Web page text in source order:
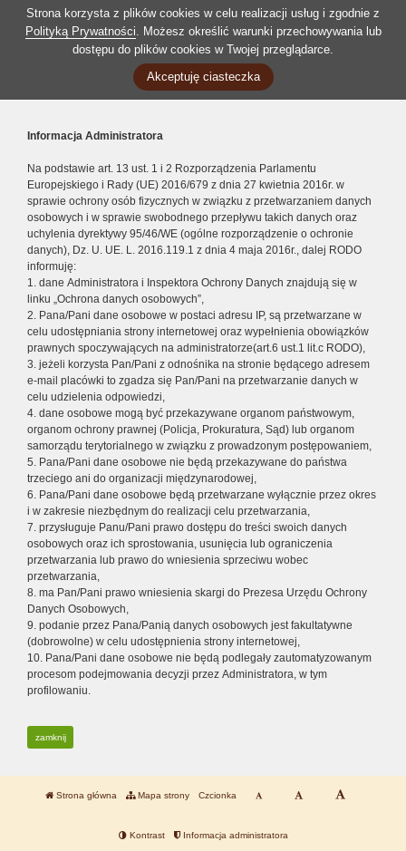
Strona korzysta z plików cookies w celu realizacji usług i zgodnie z
Polityką Prywatności. Możesz określić warunki przechowywania lub
dostępu do plików cookies w Twojej przeglądarce.
Akceptuję ciasteczka
Informacja Administratora
Na podstawie art. 13 ust. 1 i 2 Rozporządzenia Parlamentu
Europejskiego i Rady (UE) 2016/679 z dnia 27 kwietnia 2016r. w
sprawie ochrony osób fizycznych w związku z przetwarzaniem danych
osobowych i w sprawie swobodnego przepływu takich danych oraz
uchylenia dyrektywy 95/46/WE (ogólne rozporządzenie o ochronie
danych), Dz. U. UE. L. 2016.119.1 z dnia 4 maja 2016r., dalej RODO
informuję:
1. dane Administratora i Inspektora Ochrony Danych znajdują się w
linku „Ochrona danych osobowych”,
2. Pana/Pani dane osobowe w postaci adresu IP, są przetwarzane w
celu udostępniania strony internetowej oraz wypełnienia obowiązków
prawnych spoczywających na administratorze(art.6 ust.1 lit.c RODO),
3. jeżeli korzysta Pan/Pani z odnośnika na stronie będącego adresem
e-mail placówki to zgadza się Pan/Pani na przetwarzanie danych w
celu udzielenia odpowiedzi,
4. dane osobowe mogą być przekazywane organom państwowym,
organom ochrony prawnej (Policja, Prokuratura, Sąd) lub organom
samorządu terytorialnego w związku z prowadzonym postępowaniem,
5. Pana/Pani dane osobowe nie będą przekazywane do państwa
trzeciego ani do organizacji międzynarodowej,
6. Pana/Pani dane osobowe będą przetwarzane wyłącznie przez okres
i w zakresie niezbędnym do realizacji celu przetwarzania,
7. przysługuje Panu/Pani prawo dostępu do treści swoich danych
osobowych oraz ich sprostowania, usunięcia lub ograniczenia
przetwarzania lub prawo do wniesienia sprzeciwu wobec
przetwarzania,
8. ma Pan/Pani prawo wniesienia skargi do Prezesa Urzędu Ochrony
Danych Osobowych,
9. podanie przez Pana/Panią danych osobowych jest fakultatywne
(dobrowolne) w celu udostępnienia strony internetowej,
10. Pana/Pani dane osobowe nie będą podlegały zautomatyzowanym
procesom podejmowania decyzji przez Administratora, w tym
profilowaniu.
zamknij
Strona główna Mapa strony Czcionka
Kontrast Informacja administratora